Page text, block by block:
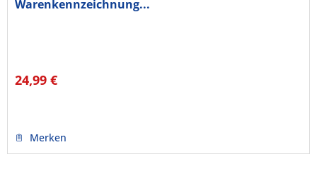
Warenkennzeichnung...
24,99 €
Merken